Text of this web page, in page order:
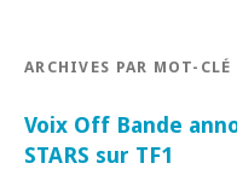
ARCHIVES PAR MOT-CLÉ
Voix Off Bande
STARS sur TF1